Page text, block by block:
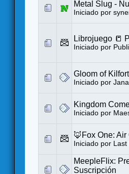
Metal Slug -
Iniciado por
Librojuego 📒
Iniciado por
Gloom of
Iniciado por
Kingdom
Iniciado por
🦊Fox One: Air
Iniciado por
MeepleFlix:
Suscripción